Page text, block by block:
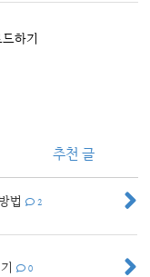
하기
추천 글
법 2
0